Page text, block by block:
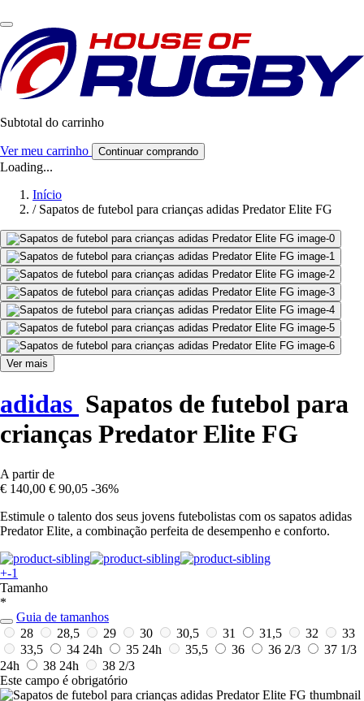
Subtotal do carrinho
Ver meu carrinho Continuar comprando
Loading...
Início
/ Sapatos de futebol para crianças adidas Predator Elite FG
Ver mais
adidas Sapatos de futebol para
crianças Predator Elite FG
A partir de
€ 140,00 € 90,05 -36%
Estimule o talento dos seus jovens futebolistas com os sapatos adidas
Predator Elite, a combinação perfeita de desempenho e conforto.
+-1
Tamanho
*
Guia de tamanhos
28
28,5 29 30 30,5 31 31,5 32
33
33,5
34 24h 35 24h 35,5 36 36 2/3
37 1/3
24h
38 24h
38 2/3
Este campo é obrigatório